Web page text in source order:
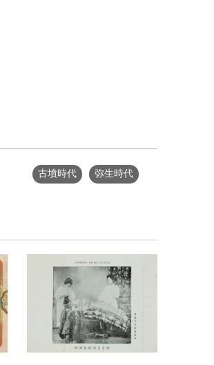
古墳時代 弥生時代